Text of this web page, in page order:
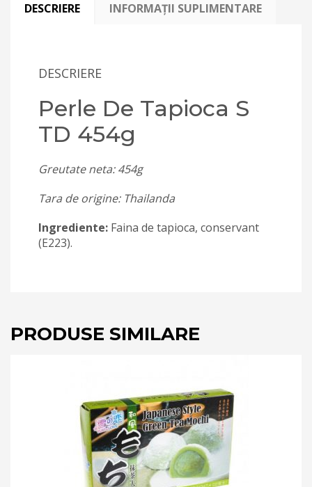
DESCRIERE INFORMAȚII SUPLIMENTARE
DESCRIERE
Perle De Tapioca S
TD 454g
Greutate neta: 454g
Tara de origine: Thailanda
Ingrediente: Faina de tapioca, conservant
(E223).
PRODUSE SIMILARE